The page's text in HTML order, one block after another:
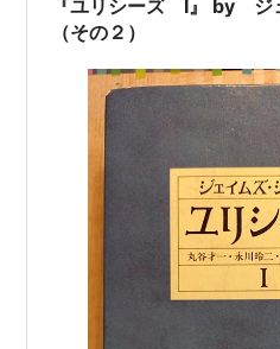
『ユリシーズ Ⅰ』 by ジ
（その２）